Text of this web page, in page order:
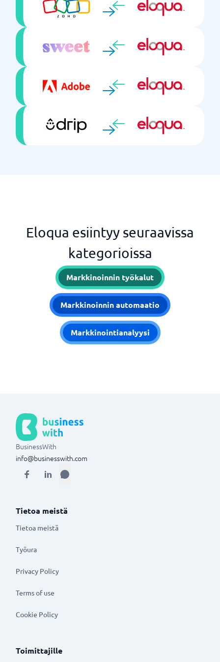
Eloqua esiintyy seuraavissa
kategorioissa
Markkinoinnin työkalut
Markkinoinnin automaatio
Markkinointianalyysi
BusinessWith
info@businesswith.com
Tietoa meistä
Tietoa meistä
Työura
Privacy Policy
Terms of use
Cookie Policy
Toimittajille